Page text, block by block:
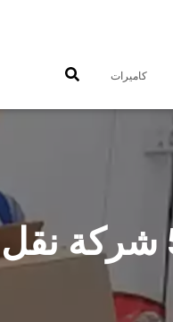
كاميرات
شركات نقل عفش الفحيحيل 50993677 شركة نقل